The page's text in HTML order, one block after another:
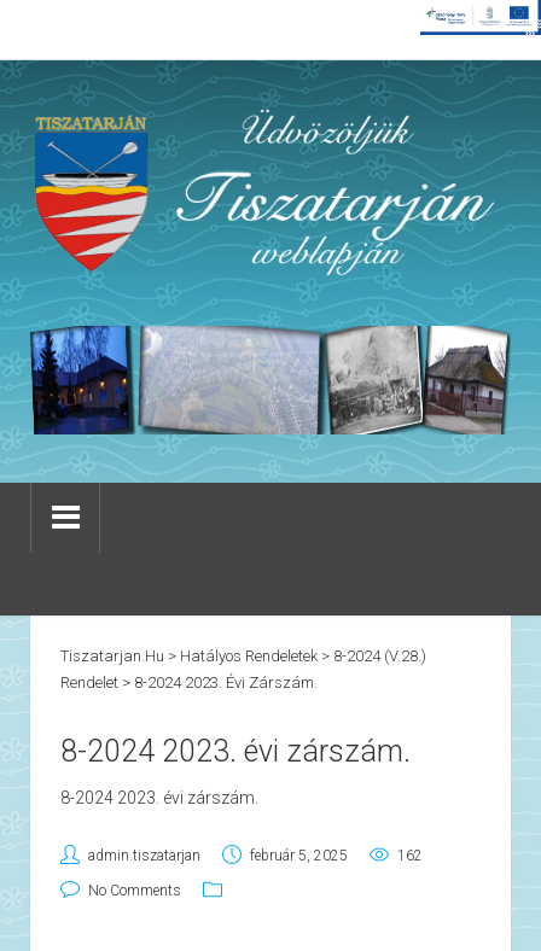
Tiszatarjan.hu > Hatályos Rendeletek> 8-2024 (V.28.)
Rendelet > 8-2024 2023. Évi Zárszám.
8-2024 2023. évi zárszám.
8-2024 2023. évi zárszám.
admin.tiszatarjan február 5, 2025 162
No Comments